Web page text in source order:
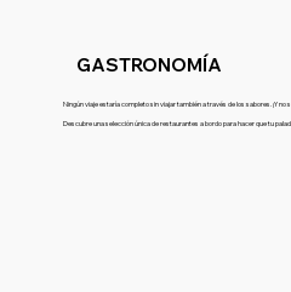
GASTRONOMÍA
Ningún viaje estaría completo sin viajar también a través de los sabores. ¡Y no
Descubre una selección única de restaurantes a bordo para hacer que tu